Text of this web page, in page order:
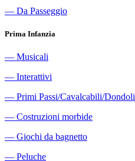
― Da Passeggio
Prima Infanzia
― Musicali
― Interattivi
― Primi Passi/Cavalcabili/Dondoli
― Costruzioni morbide
― Giochi da bagnetto
― Peluche